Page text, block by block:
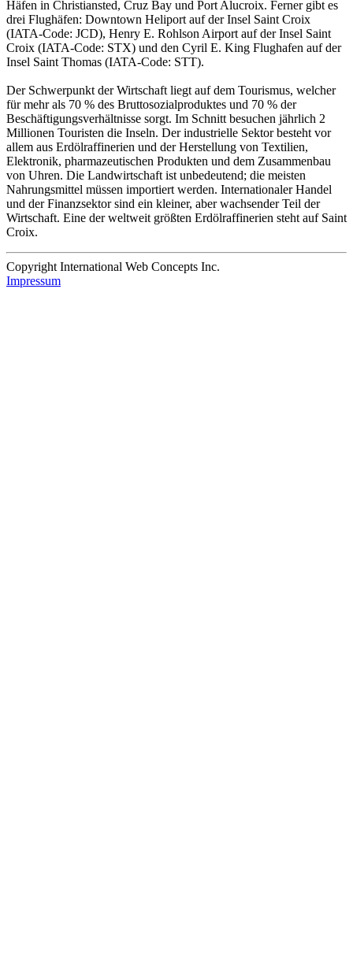
Häfen in Christiansted, Cruz Bay und Port Alucroix. Ferner gibt es
drei Flughäfen: Downtown Heliport auf der Insel Saint Croix
(IATA-Code: JCD), Henry E. Rohlson Airport auf der Insel Saint
Croix (IATA-Code: STX) und den Cyril E. King Flughafen auf der
Insel Saint Thomas (IATA-Code: STT).
Der Schwerpunkt der Wirtschaft liegt auf dem Tourismus, welcher
für mehr als 70 % des Bruttosozialproduktes und 70 % der
Beschäftigungsverhältnisse sorgt. Im Schnitt besuchen jährlich 2
Millionen Touristen die Inseln. Der industrielle Sektor besteht vor
allem aus Erdölraffinerien und der Herstellung von Textilien,
Elektronik, pharmazeutischen Produkten und dem Zusammenbau
von Uhren. Die Landwirtschaft ist unbedeutend; die meisten
Nahrungsmittel müssen importiert werden. Internationaler Handel
und der Finanzsektor sind ein kleiner, aber wachsender Teil der
Wirtschaft. Eine der weltweit größten Erdölraffinerien steht auf Saint
Croix.
Copyright International Web Concepts Inc.
Impressum